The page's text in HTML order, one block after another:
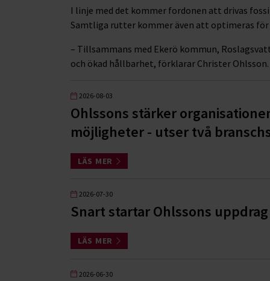
I linje med det kommer fordonen att drivas
Samtliga rutter kommer även att optimeras
– Tillsammans med Ekerö kommun,
och ökad hållbarhet, förklarar Christer Ohlsson.
2026-08-03
Ohlssons stärker
möjligheter - utser två
LÄS MER
2026-07-30
Snart startar Ohlssons
LÄS MER
2026-06-30